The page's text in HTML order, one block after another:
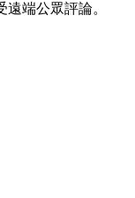
端公眾評論。